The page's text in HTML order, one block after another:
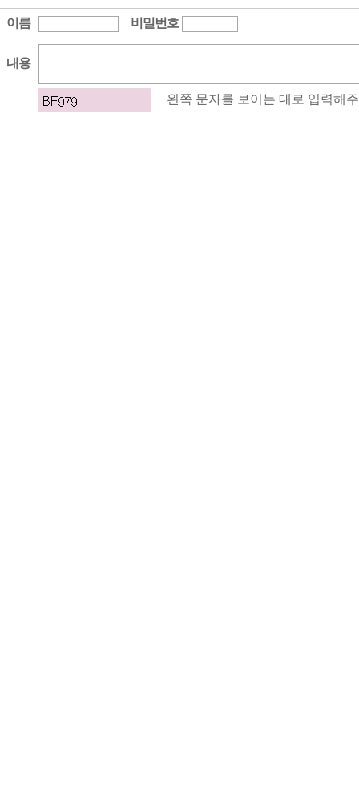
이름 비밀번호
내용
왼쪽 문자를 보이는 대로 입력해